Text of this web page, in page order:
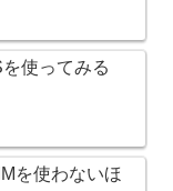
使ってみる
を使わないほ